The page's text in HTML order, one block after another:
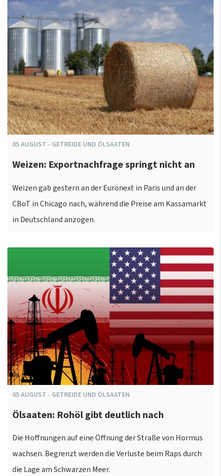
05AUGUST - GETREIDE UND ÖLSAATEN
Weizen: Exportnachfrage springt nicht an
Weizen gab gestern an der Euronext in Paris und an der
CBoT in Chicago nach, während die Preise am Kassamarkt
in Deutschland anzogen.
05AUGUST - GETREIDE UND ÖLSAATEN
Ölsaaten: Rohöl gibt deutlich nach
Die Hoffnungen auf eine Öffnung der Straße von Hormus
wachsen. Begrenzt werden die Verluste beim Raps durch
die Lage am Schwarzen Meer.